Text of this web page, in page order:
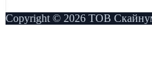
Copyright © 2026 ТОВ